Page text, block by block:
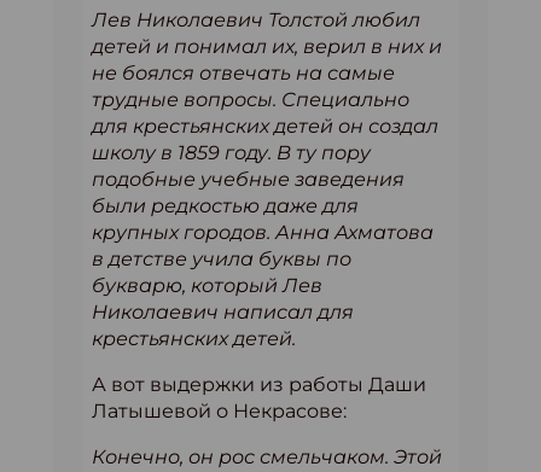
Лев Николаевич Толстой любил
детей и понимал их, верил в них и
не боялся отвечать на самые
трудные вопросы. Специально
для крестьянских детей он создал
школу в 1859 году. В ту пору
подобные учебные заведения
были редкостью даже для
крупных городов. Анна Ахматова
в детстве учила буквы по
букварю, который Лев
Николаевич написал для
крестьянских детей.
А вот выдержки из работы Даши
Латышевой о Некрасове:
Конечно, он рос смельчаком. Этой